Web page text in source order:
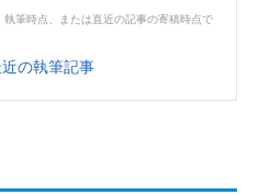
筆時点、または直近の記事の寄稿時点で
の執筆記事